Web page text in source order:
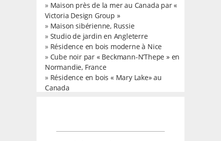
» Maison près de la mer au Canada par «
Victoria Design Group »
» Maison sibérienne, Russie
» Studio de jardin en Angleterre
» Résidence en bois moderne à Nice
» Cube noir par « Beckmann-N’Thepe » en
Normandie, France
» Résidence en bois « Mary Lake» au
Canada